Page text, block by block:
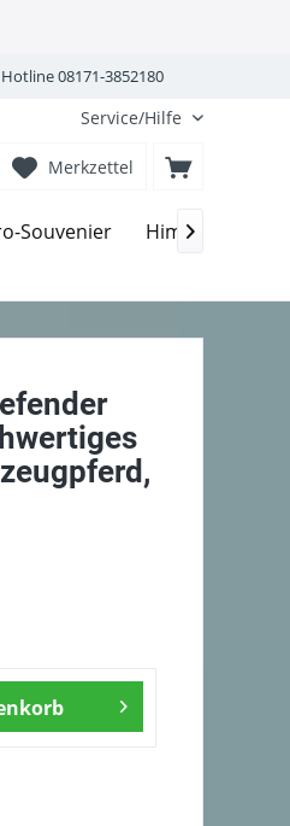
08171-3852180
Service/Hilfe
Merkzettel
Souvenier Himmelgrün-
